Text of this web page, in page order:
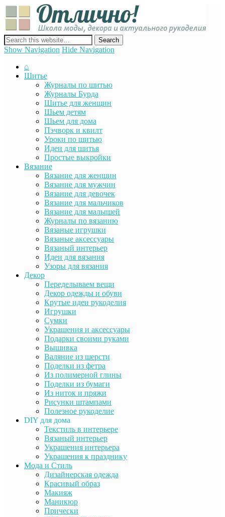
сайт о декоре, дизайне и моде, вязании, шитье и других видах
рукоделия
Show Navigation Hide Navigation
⌂
Шитье
Журналы по шитью
Журналы Бурда
Шитье для женщин
Шьем детям
Шьем для дома
Пэчворк и квилт
Уроки по шитью
Идеи для шитья
Простые выкройки
Вязание
Вязание для женщин
Вязание для мужчин
Вязание для девочек
Вязание для мальчиков
Вязание для малышей
Журналы по вязанию
Вязаные игрушки
Вязаные аксессуары
Вязаный интерьер
Идеи для вязания
Узоры для вязания
Декор
Переделываем вещи
Декор одежды и обуви
Крутые идеи рукоделия
Игрушки
Сумки
Украшения и аксессуары
Подарки своими руками
Вышивка
Валяние из шерсти
Поделки из фетра
Из полимерной глины
Поделки из бумаги
Из ниток и пряжи
Рисунки штампами
Полезное рукоделие
DIY для дома
Текстиль в интерьере
Вязаный интерьер
Украшения интерьера
Украшения к празднику
Мода и Стиль
Дизайнерская одежда
Красивый образ
Макияж
Маникюр
Прически